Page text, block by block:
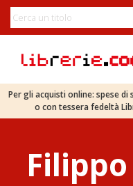
Per gli acquisti online: spese
o con tessera fedeltà